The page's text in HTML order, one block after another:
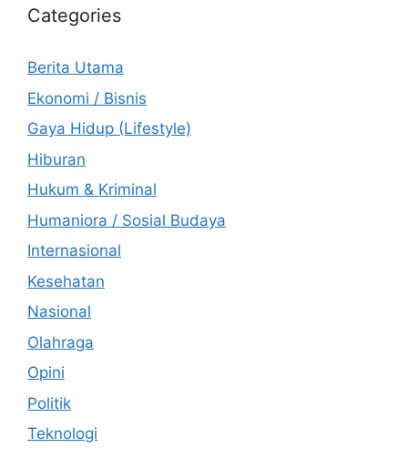
Categories
Berita Utama
Ekonomi / Bisnis
Gaya Hidup (Lifestyle)
Hiburan
Hukum & Kriminal
Humaniora / Sosial Budaya
Internasional
Kesehatan
Nasional
Olahraga
Opini
Politik
Teknologi